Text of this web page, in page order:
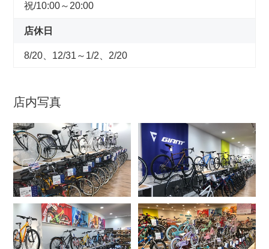
あさひのサービス
サイクルベースあさひ公式アプリ
ネットで注文、お店で受取り
アウトレット
自転車修理工賃
サイクルメイト
祝/10:00～20:00
店休日
8/20、12/31～1/2、2/20
店内写真